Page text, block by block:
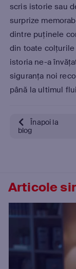
scris istorie sau
surprize
dintre puținele
din toate
istoria ne-a
siguranța noi
până la ultimul
Înapoi la
blog
Articole